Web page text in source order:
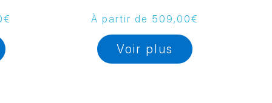
€ À partir de 509,00€
Voir plus